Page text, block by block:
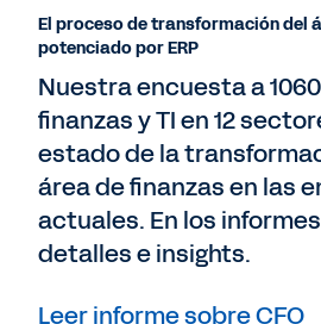
El proceso de transformación del
potenciado por ERP
Nuestra encuesta a
finanzas y TI en 12
estado de la
área de finanzas en las
actuales. En los
detalles e insights.
Leer informe sobre CFO